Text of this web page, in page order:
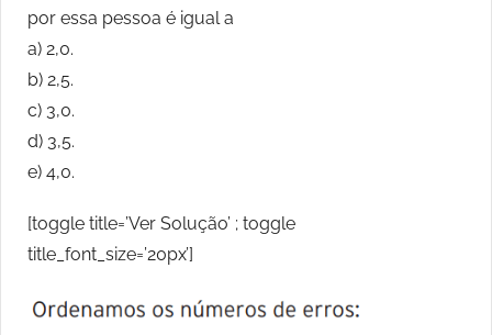
por essa pessoa é igual a
a) 2,0.
b) 2,5.
c) 3,0.
d) 3,5.
e) 4,0.
[toggle title=’Ver Solução’ ; toggle
title_font_size=’20px’]